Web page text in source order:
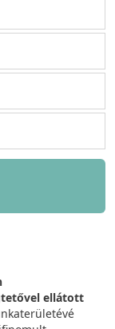
ellátott